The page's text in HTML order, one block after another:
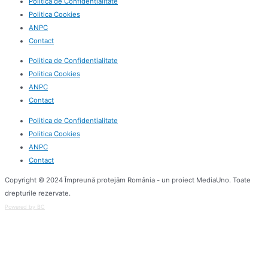
Politica Cookies
ANPC
Contact
Politica de Confidentialitate
Politica Cookies
ANPC
Contact
Politica de Confidentialitate
Politica Cookies
ANPC
Contact
Copyright © 2024 Împreună protejăm România - un proiect MediaUno. Toate
drepturile rezervate.
Powered by BC